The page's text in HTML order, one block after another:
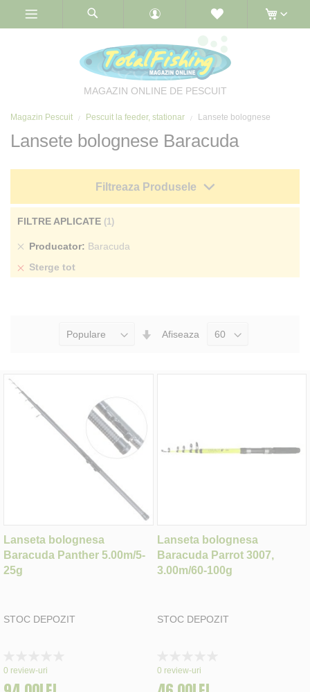
MAGAZIN ONLINE DE PESCUIT
Magazin Pescuit Pescuit la feeder, stationar Lansete bolognese
Lansete bolognese Baracuda
Seteaza
Afiseaza
Lanseta bolognesa
Baracuda Panther 5.00m/5-
25g
STOC DEPOZIT
0%
0 review-uri
Lanseta bolognesa
Baracuda Parrot 3007,
3.00m/60-100g
STOC DEPOZIT
0%
0 review-uri
Filtreaza Produsele
FILTRE APLICATE
Producator Baracuda
Sterge
Sterge tot